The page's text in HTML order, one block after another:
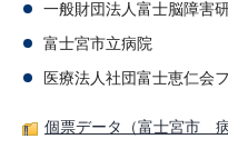
一般財団法人富士脳障害
富士宮市立病院
医療法人社団富士恵仁会
個票データ（富士宮市